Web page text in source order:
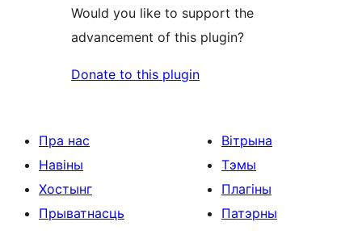
Would you like to support the
advancement of this plugin?
Donate to this plugin
Пра нас
Навіны
Хостынг
Прыватнасць
Вітрына
Тэмы
Плагіны
Патэрны